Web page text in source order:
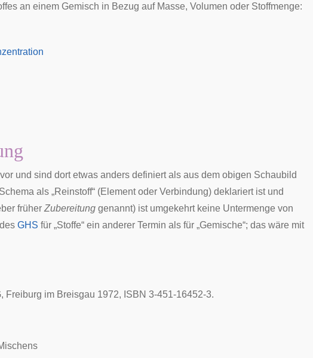
an einem Gemisch in Bezug auf Masse, Volumen oder Stoffmenge:
und sind dort etwas anders definiert als aus dem obigen Schaubild
als „Reinstoff“ (Element oder Verbindung) deklariert ist und
früher Zubereitung genannt) ist umgekehrt keine Untermenge von
GHS für „Stoffe“ ein anderer Termin als für „Gemische“; das wäre mit
Freiburg im Breisgau 1972, ISBN 3-451-16452-3.